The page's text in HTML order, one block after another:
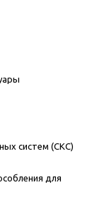
систем (СКС)
для